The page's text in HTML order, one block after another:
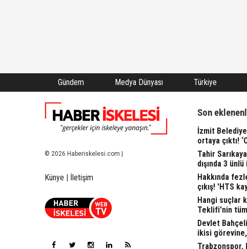
Gündem Medya Dünyası Türkiye
© 2026 Haberiskelesi.com |
Künye | İletişim
Son
İzmit
ortaya çıktı!
Tahir
dışında 3
Hakkında
çıkış! 'HTS
Hangi suçlar
Teklifi'nin
Devlet
ikisi
Trabzonspor,